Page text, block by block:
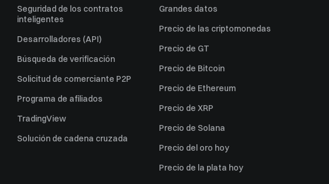
Seguridad de los contratos
inteligentes
Desarrolladores (API)
Búsqueda de verificación
Solicitud de comerciante P2P
Programa de afiliados
TradingView
Solución de cadena cruzada
Grandes datos
Precio de las criptomonedas
Precio de GT
Precio de Bitcoin
Precio de Ethereum
Precio de XRP
Precio de Solana
Precio del oro hoy
Precio de la plata hoy